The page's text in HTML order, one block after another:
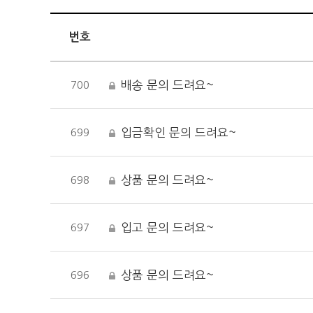
번호
700 배송 문의 드려요~
699 입금확인 문의 드려요~
698 상품 문의 드려요~
697 입고 문의 드려요~
696 상품 문의 드려요~